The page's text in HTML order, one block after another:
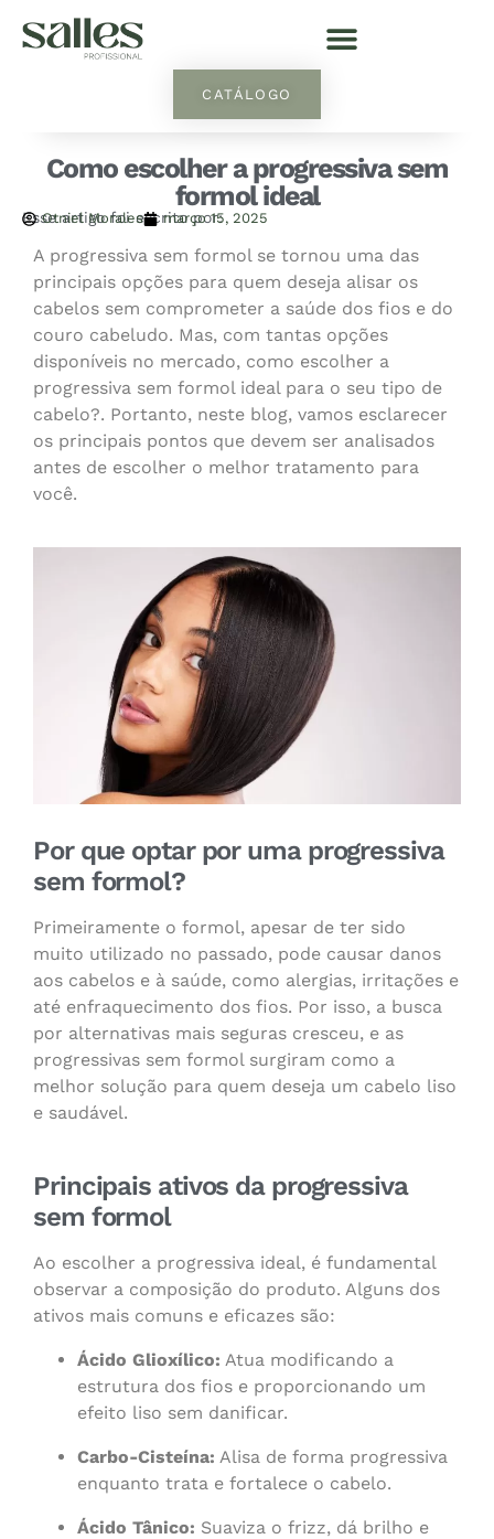
CATÁLOGO
Como escolher a progressiva sem
formol ideal
Esse artigo foi escrito por:
Otniel Morales março 15, 2025
A progressiva sem formol se tornou uma das
principais opções para quem deseja alisar os
cabelos sem comprometer a saúde dos fios e do
couro cabeludo. Mas, com tantas opções
disponíveis no mercado, como escolher a
progressiva sem formol ideal para o seu tipo de
cabelo?. Portanto, neste blog, vamos esclarecer
os principais pontos que devem ser analisados
antes de escolher o melhor tratamento para
você.
Por que optar por uma progressiva
sem formol?
Primeiramente o formol, apesar de ter sido
muito utilizado no passado, pode causar danos
aos cabelos e à saúde, como alergias, irritações e
até enfraquecimento dos fios. Por isso, a busca
por alternativas mais seguras cresceu, e as
progressivas sem formol surgiram como a
melhor solução para quem deseja um cabelo liso
e saudável.
Principais ativos da progressiva
sem formol
Ao escolher a progressiva ideal, é fundamental
observar a composição do produto. Alguns dos
ativos mais comuns e eficazes são:
Ácido Glioxílico: Atua modificando a
estrutura dos fios e proporcionando um
efeito liso sem danificar.
Carbo-Cisteína: Alisa de forma progressiva
enquanto trata e fortalece o cabelo.
Ácido Tânico: Suaviza o frizz, dá brilho e